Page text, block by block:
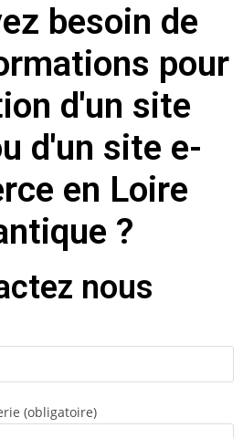
besoin de
pour
d'un site
d'un site e-
en Loire
?
nous
(obligatoire)